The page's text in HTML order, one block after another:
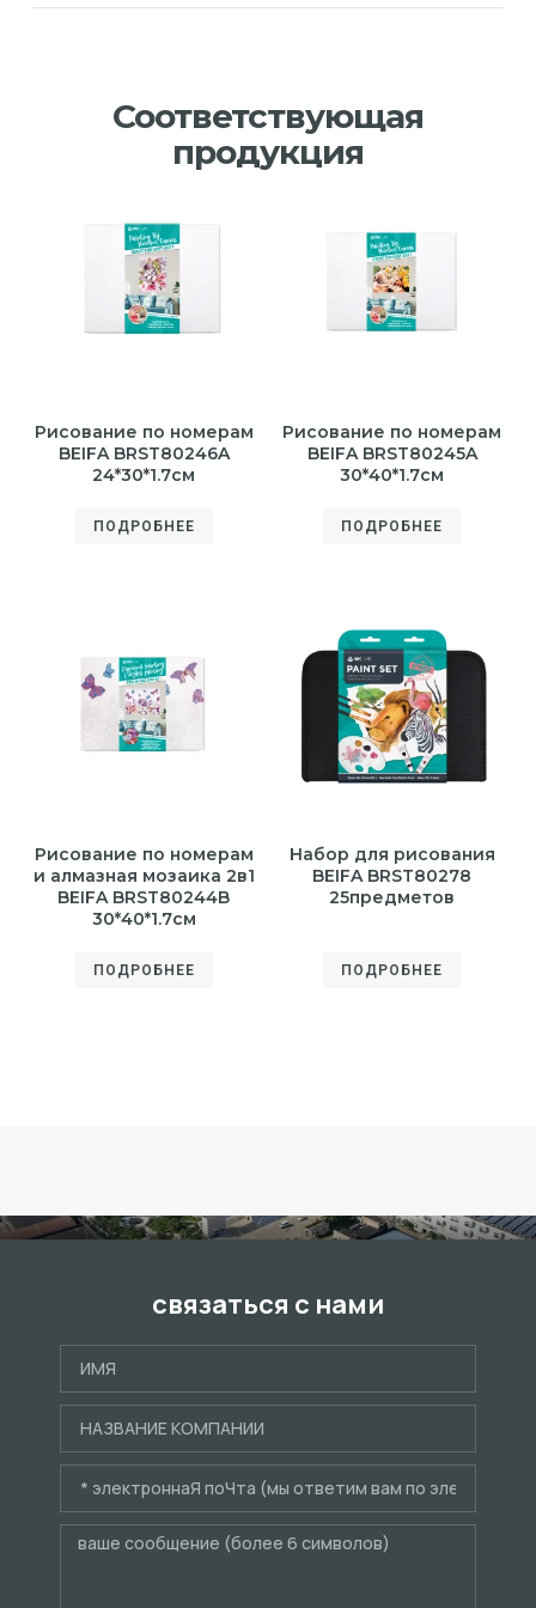
Соответствующая
продукция
Рисование по номерам
BEIFA BRST80246A
24*30*1.7см
ПОДРОБНЕЕ
Рисование по номерам
BEIFA BRST80245A
30*40*1.7см
ПОДРОБНЕЕ
Рисование по номерам
и алмазная мозаика 2в1
BEIFA BRST80244B
30*40*1.7см
ПОДРОБНЕЕ
Набор для рисования
BEIFA BRST80278
25предметов
ПОДРОБНЕЕ
связаться с нами